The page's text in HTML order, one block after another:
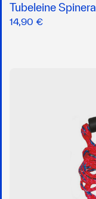
Tubeleine Spinera
14,90 €